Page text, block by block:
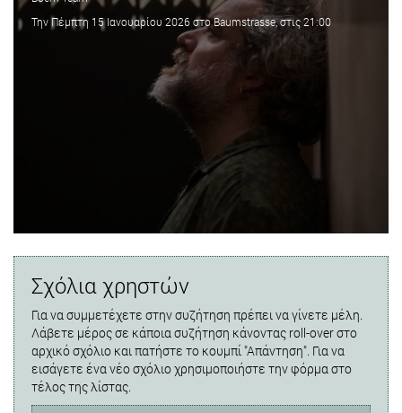
Την Πέμπτη 15 Ιανουαρίου 2026 στο Baumstrasse, στις 21:00
Σχόλια χρηστών
Για να συμμετέχετε στην συζήτηση πρέπει να γίνετε μέλη.
Λάβετε μέρος σε κάποια συζήτηση κάνοντας roll-over στο
αρχικό σχόλιο και πατήστε το κουμπί "Απάντηση". Για να
εισάγετε ένα νέο σχόλιο χρησιμοποιήστε την φόρμα στο
τέλος της λίστας.